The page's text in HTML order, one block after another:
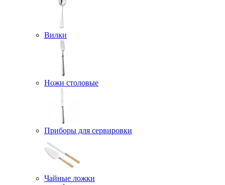
Вилки
Ножи столовые
Приборы для сервировки
Чайные ложки